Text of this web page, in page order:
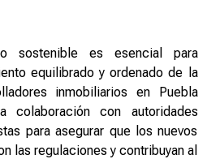
sostenible es esencial para
equilibrado y ordenado de la
inmobiliarios en Puebla
colaboración con autoridades
para asegurar que los nuevos
las regulaciones y contribuyan al